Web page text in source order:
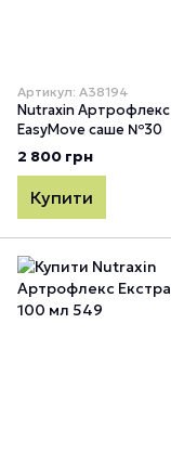
Артикул: А38194
Nutraxin Артрофлекс
EasyMove саше №30
2 800 грн
Купити